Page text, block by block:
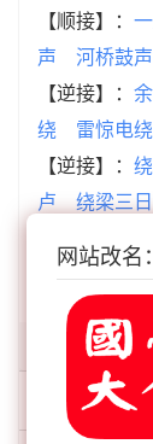
【顺接】：
声
河桥鼓声
【逆接】：
绕
雷惊电绕
【逆接】：
卢
绕梁三日
查看：「绕
「绕梁」开头
绕梁三日
网站改名